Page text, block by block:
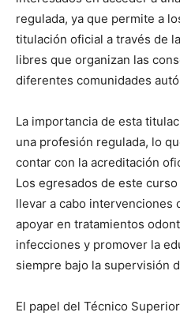
regulada, ya que permite a
titulación oficial a través de
libres que organizan las
diferentes comunidades
La importancia de esta
una profesión regulada, lo
contar con la acreditación
Los egresados de este
llevar a cabo intervenciones
apoyar en tratamientos
infecciones y promover la
siempre bajo la supervisión
El papel del Técnico